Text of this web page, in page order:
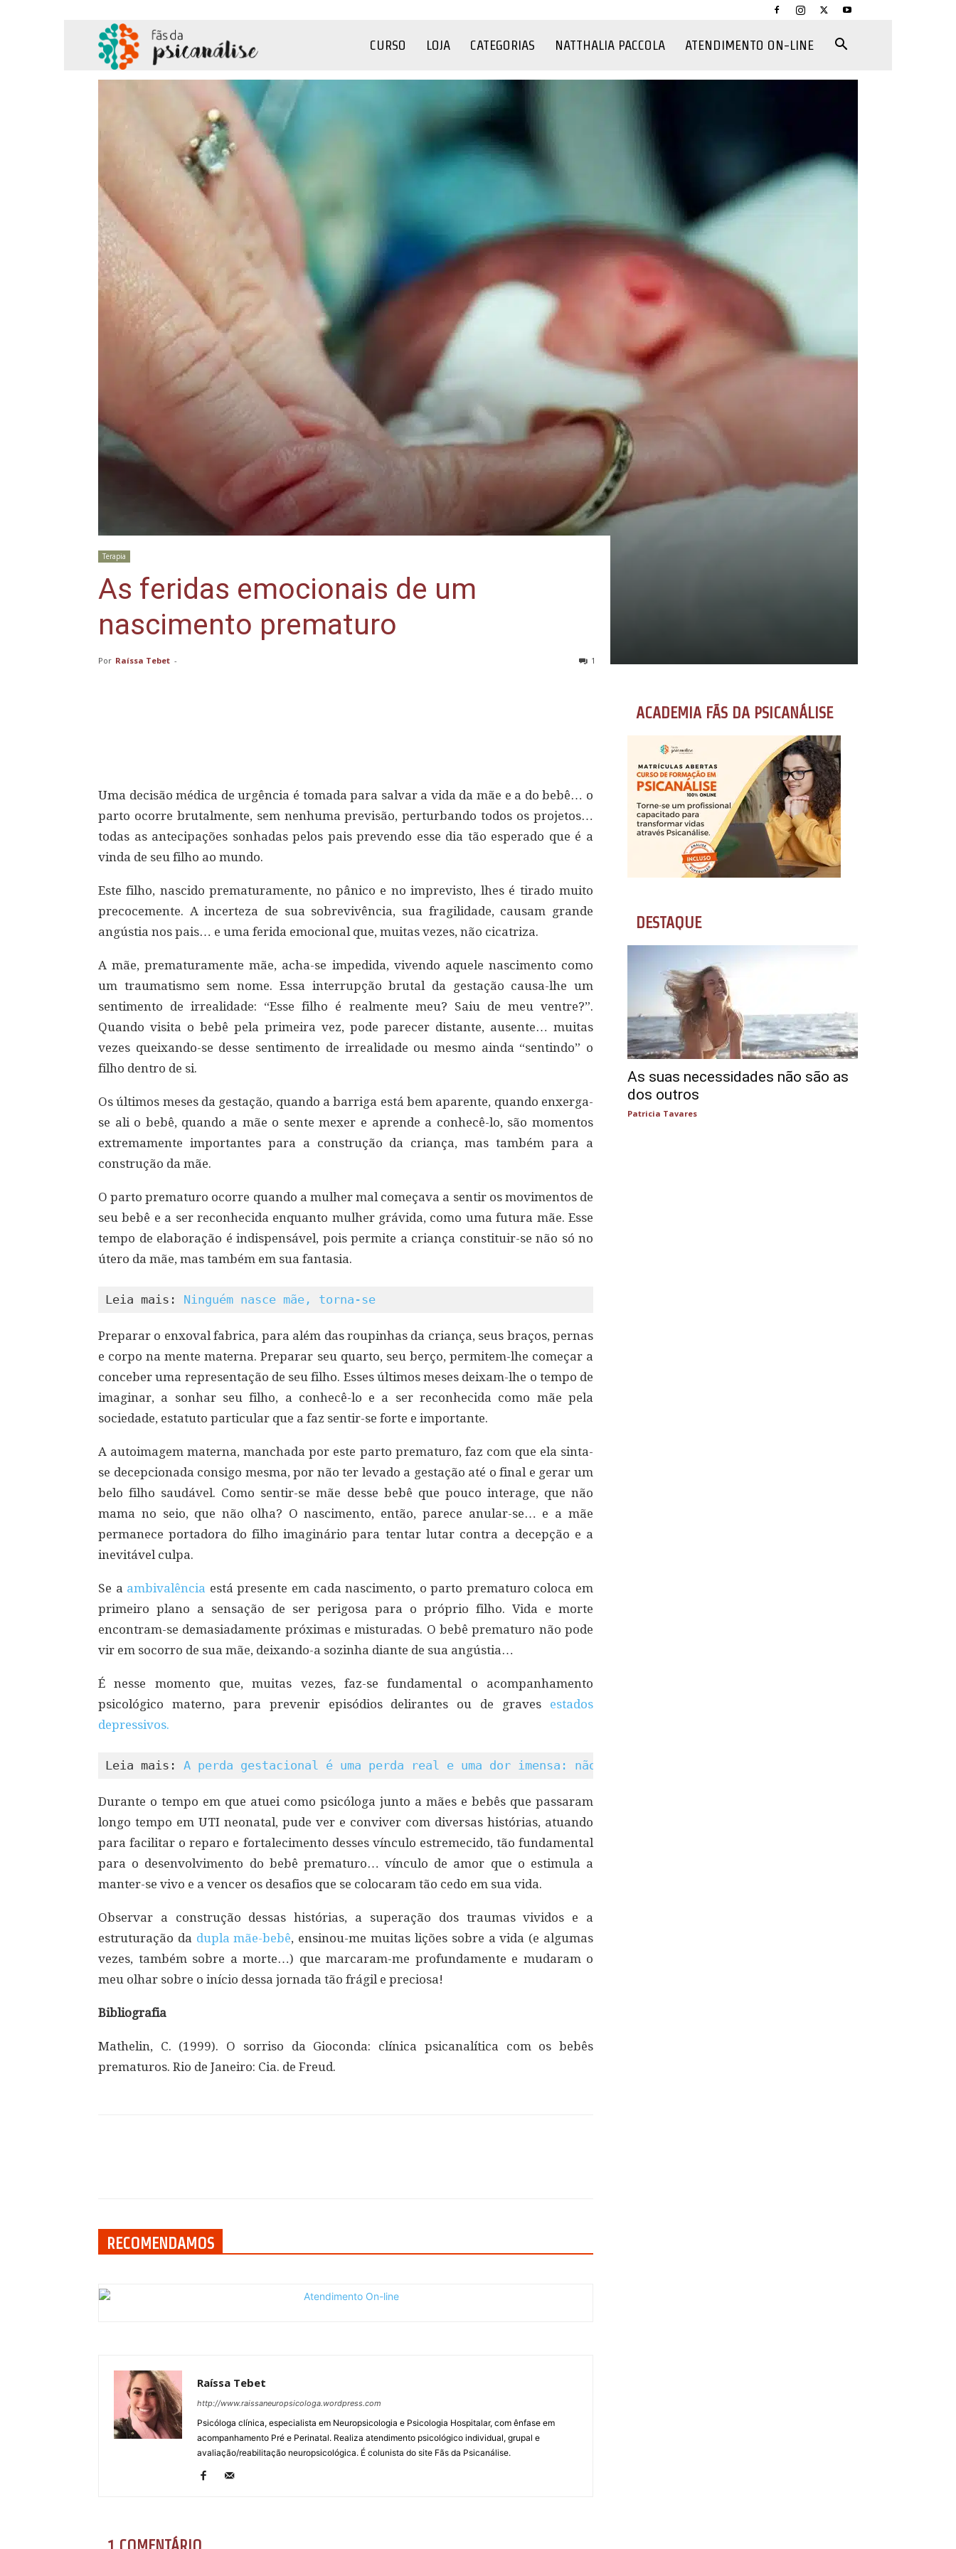
da
Psicanálise
CURSO LOJA CATEGORIAS NATTHALIA PACCOLA ATENDIMENTO ON-LINE
Terapia
As feridas emocionais de um
nascimento prematuro
Por Raíssa Tebet - 1
Uma decisão médica de urgência é tomada para salvar a vida da mãe e a do bebê… o
parto ocorre brutalmente, sem nenhuma previsão, perturbando todos os projetos…
todas as antecipações sonhadas pelos pais prevendo esse dia tão esperado que é a
vinda de seu filho ao mundo.
Este filho, nascido prematuramente, no pânico e no imprevisto, lhes é tirado muito
precocemente. A incerteza de sua sobrevivência, sua fragilidade, causam grande
angústia nos pais… e uma ferida emocional que, muitas vezes, não cicatriza.
A mãe, prematuramente mãe, acha-se impedida, vivendo aquele nascimento como
um traumatismo sem nome. Essa interrupção brutal da gestação causa-lhe um
sentimento de irrealidade: “Esse filho é realmente meu? Saiu de meu ventre?”.
Quando visita o bebê pela primeira vez, pode parecer distante, ausente… muitas
vezes queixando-se desse sentimento de irrealidade ou mesmo ainda “sentindo” o
filho dentro de si.
Os últimos meses da gestação, quando a barriga está bem aparente, quando enxerga-
se ali o bebê, quando a mãe o sente mexer e aprende a conhecê-lo, são momentos
extremamente importantes para a construção da criança, mas também para a
construção da mãe.
O parto prematuro ocorre quando a mulher mal começava a sentir os movimentos de
seu bebê e a ser reconhecida enquanto mulher grávida, como uma futura mãe. Esse
tempo de elaboração é indispensável, pois permite a criança constituir-se não só no
útero da mãe, mas também em sua fantasia.
Leia mais: Ninguém nasce mãe, torna-se
Preparar o enxoval fabrica, para além das roupinhas da criança, seus braços, pernas
e corpo na mente materna. Preparar seu quarto, seu berço, permitem-lhe começar a
conceber uma representação de seu filho. Esses últimos meses deixam-lhe o tempo de
imaginar, a sonhar seu filho, a conhecê-lo e a ser reconhecida como mãe pela
sociedade, estatuto particular que a faz sentir-se forte e importante.
A autoimagem materna, manchada por este parto prematuro, faz com que ela sinta-
se decepcionada consigo mesma, por não ter levado a gestação até o final e gerar um
belo filho saudável. Como sentir-se mãe desse bebê que pouco interage, que não
mama no seio, que não olha? O nascimento, então, parece anular-se… e a mãe
permanece portadora do filho imaginário para tentar lutar contra a decepção e a
inevitável culpa.
Se a ambivalência está presente em cada nascimento, o parto prematuro coloca em
primeiro plano a sensação de ser perigosa para o próprio filho. Vida e morte
encontram-se demasiadamente próximas e misturadas. O bebê prematuro não pode
vir em socorro de sua mãe, deixando-a sozinha diante de sua angústia…
É nesse momento que, muitas vezes, faz-se fundamental o acompanhamento
psicológico materno, para prevenir episódios delirantes ou de graves estados
depressivos.
Leia mais: A perda gestacional é uma perda real e uma dor imensa: não a subestime
Durante o tempo em que atuei como psicóloga junto a mães e bebês que passaram
longo tempo em UTI neonatal, pude ver e conviver com diversas histórias, atuando
para facilitar o reparo e fortalecimento desses vínculo estremecido, tão fundamental
para o desenvolvimento do bebê prematuro… vínculo de amor que o estimula a
manter-se vivo e a vencer os desafios que se colocaram tão cedo em sua vida.
Observar a construção dessas histórias, a superação dos traumas vividos e a
estruturação da dupla mãe-bebê, ensinou-me muitas lições sobre a vida (e algumas
vezes, também sobre a morte…) que marcaram-me profundamente e mudaram o
meu olhar sobre o início dessa jornada tão frágil e preciosa!
Bibliografia
Mathelin, C. (1999). O sorriso da Gioconda: clínica psicanalítica com os bebês
prematuros. Rio de Janeiro: Cia. de Freud.
RECOMENDAMOS
Raíssa Tebet
http://www.raissaneuropsicologa.wordpress.com
Psicóloga clínica, especialista em Neuropsicologia e Psicologia Hospitalar, com ênfase em
acompanhamento Pré e Perinatal. Realiza atendimento psicológico individual, grupal e
avaliação/reabilitação neuropsicológica. É colunista do site Fãs da Psicanálise.
1 COMENTÁRIO
ACADEMIA FÃS DA PSICANÁLISE
DESTAQUE
As suas necessidades não são as
dos outros
Patricia Tavares